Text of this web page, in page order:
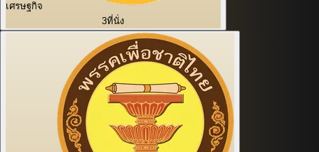
เศรษฐกิจ
3ที่นั่ง